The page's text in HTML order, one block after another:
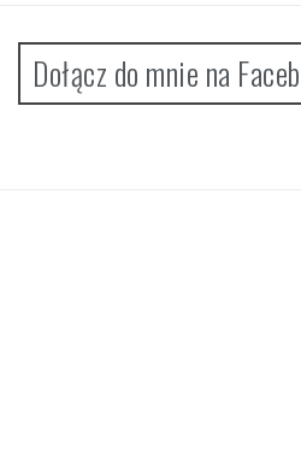
Dołącz do mnie na